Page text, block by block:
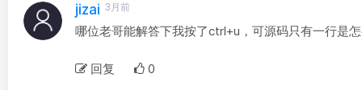
jizai 3月前
哪位老哥能解答下我按了ctrl+u，可源码只有一行是
回复 0